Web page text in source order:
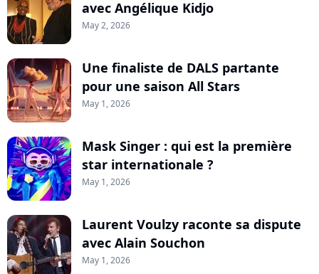
avec Angélique Kidjo
May 2, 2026
Une finaliste de DALS partante
pour une saison All Stars
May 1, 2026
Mask Singer : qui est la première
star internationale ?
May 1, 2026
Laurent Voulzy raconte sa dispute
avec Alain Souchon
May 1, 2026